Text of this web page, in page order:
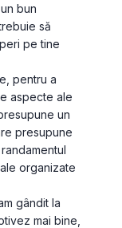
bun
să
pe tine
aspecte ale
un
presupune
organizate
mai bine,